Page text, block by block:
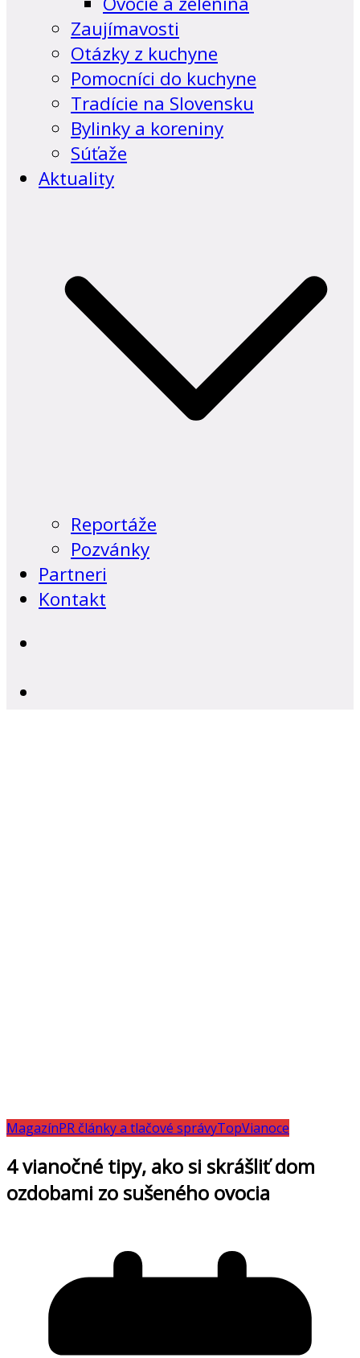
Zaujímavosti
Otázky z kuchyne
Pomocníci do kuchyne
Tradície na Slovensku
Bylinky a koreniny
Súťaže
Aktuality
Reportáže
Pozvánky
Partneri
Kontakt
MagazínPR články a tlačové správyTopVianoce
4 vianočné tipy, ako si skrášliť dom
ozdobami zo sušeného ovocia